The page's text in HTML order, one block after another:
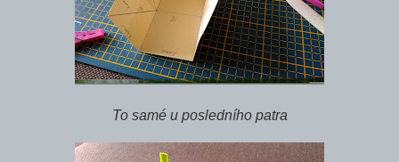
To samé u posledního patra